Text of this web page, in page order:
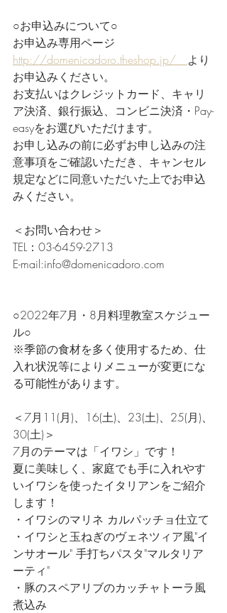
○お申込みについて○
お申込み専用ページ
http://domenicadoro.theshop.jp/ より
お申込みください。
お支払いはクレジットカード、キャリ
ア決済、銀行振込、コンビニ決済・Pay-
easyをお選びいただけます。
お申し込みの前に必ずお申し込みの注
意事項をご確認いただき、キャンセル
規定などに同意いただいた上でお申込
みください。
＜お問い合わせ＞
TEL：03-6459-2713
E-mail:info@domenicadoro.com
○2022年7月・8月料理教室スケジュー
ル○
※季節の食材を多く使用するため、仕
入れ状況等によりメニューが変更にな
る可能性があります。
＜7月11(月)、16(土)、23(土)、25(月)、
30(土)＞
7月のテーマは「イワシ」です！
夏に美味しく、家庭でも手に入れやす
いイワシを使ったイタリアンをご紹介
します！
・イワシのマリネ カルパッチョ仕立て
・イワシと玉ねぎのヴェネツィア風"イ
ンサオール" 手打ちパスタ"マルタリア
ーティ"
・豚のスペアリブのカッチャトーラ風
煮込み